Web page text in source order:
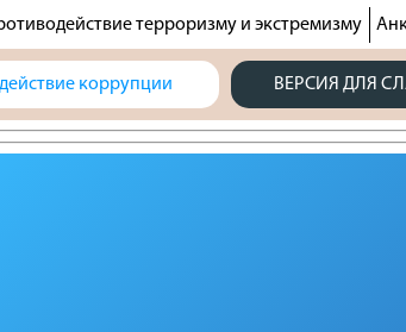
терроризму и экстремизму
коррупции ВЕРСИЯ ДЛЯ